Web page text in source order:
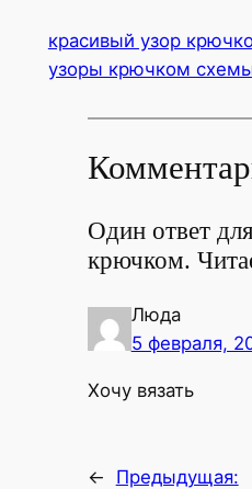
красивый узор
узоры крючком
Один ответ
крючком.
Люда
5 февраля,
Хочу вязать
←
Предыдущая: